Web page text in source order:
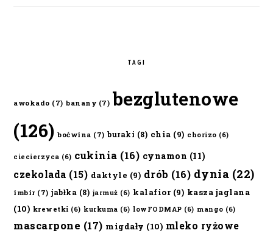
TAGI
awokado (7) banany (7) bezglutenowe
(126) boćwina (7) buraki (8) chia (9) chorizo (6)
ciecierzyca (6) cukinia (16) cynamon (11)
czekolada (15) daktyle (9) drób (16) dynia (22)
imbir (7) jabłka (8) jarmuż (6) kalafior(9) kasza jaglana
(10) krewetki (6) kurkuma (6) lowFODMAP (6) mango (6)
mascarpone (17) migdały (10) mleko ryżowe